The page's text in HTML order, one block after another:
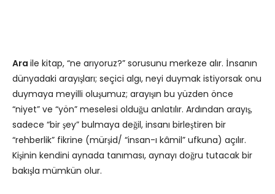
Ara ile kitap, “ne arıyoruz?” sorusunu merkeze alır. İnsanın
dünyadaki arayışları; seçici algı, neyi duymak istiyorsak onu
duymaya meyilli oluşumuz; arayışın bu yüzden önce
“niyet” ve “yön” meselesi olduğu anlatılır. Ardından arayış,
sadece “bir şey” bulmaya değil, insanı birleştiren bir
“rehberlik” fikrine (mürşid/ “insan-ı kâmil” ufkuna) açılır.
Kişinin kendini aynada tanıması, aynayı doğru tutacak bir
bakışla mümkün olur.